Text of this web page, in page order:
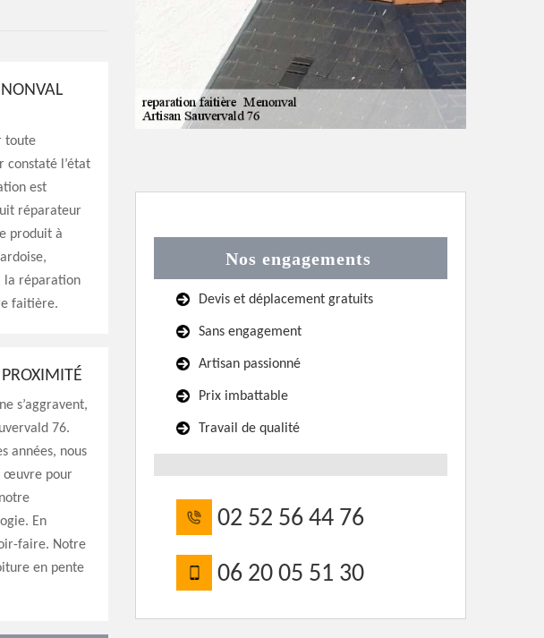
toute
l’état
est
réparateur
produit à
la réparation
faitière.
s’aggravent,
76.
années, nous
œuvre pour
En
faire. Notre
en pente
Nos engagements
Devis et déplacement gratuits
Sans engagement
Artisan passionné
Prix imbattable
Travail de qualité
02 52 56 44 76
06 20 05 51 30